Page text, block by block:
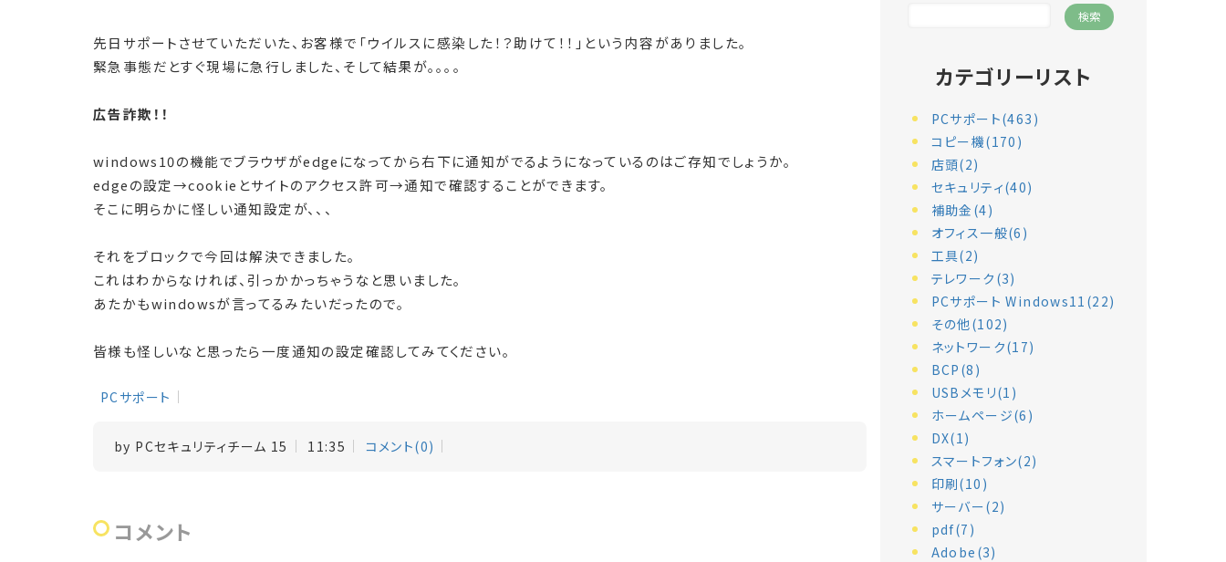
先日サポートさせていただいた、お客様で「ウイルスに感染した！？助けて！！」という内容がありました。
緊急事態だとすぐ現場に急行しました、そして結果が。。。。
広告詐欺！！
windows10の機能でブラウザがedge になってから右下に通知がでるようになっているのはご存知でしょうか。
edgeの設定→cookie とサイトのアクセス許可→通知で確認することができます。
そこに明らかに怪しい通知設定が、、、
それをブロックで今回は解決できました。
これはわからなければ、引っかかっちゃうなと思いました。
あたかもwindowsが言ってるみたいだったので。
皆様も怪しいなと思ったら一度通知の設定確認してみてください。
PCサポート
by PCセキュリティチーム 15 11:35 コメント(0)
コメント
カテゴリーリスト
PCサポート(463)
コピー機(170)
店頭(2)
セキュリティ(40)
補助金(4)
オフィス一般(6)
工具(2)
テレワーク(3)
PCサポート Windows11(22)
その他(102)
ネットワーク(17)
BCP(8)
USBメモリ(1)
ホームページ(6)
DX(1)
スマートフォン(2)
印刷(10)
サーバー(2)
pdf(7)
Adobe(3)